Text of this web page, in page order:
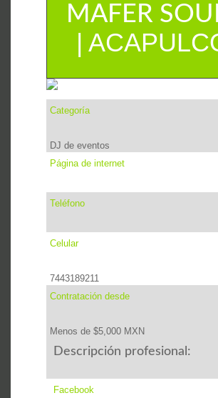
MAFER
|
Categoría
DJ de eventos
Página de internet
Teléfono
Celular
7443189211
Contratación desde
Menos de $5,000 MXN
Descripción profesional:
Facebook